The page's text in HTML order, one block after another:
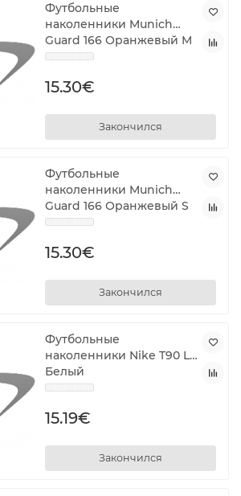
Футбольные
наколенники Munich
Guard 166 Оранжевый M
15.30€
Закончился
Футбольные
наколенники Munich
Guard 166 Оранжевый S
15.30€
Закончился
Футбольные
наколенники Nike T90 L
Белый
15.19€
Закончился